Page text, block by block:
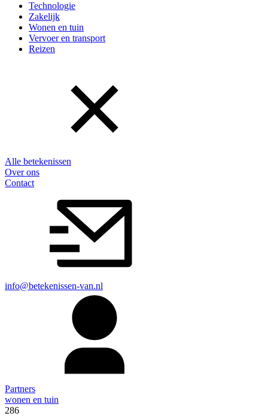
Technologie
Zakelijk
Wonen en tuin
Vervoer en transport
Reizen
Alle betekenissen
Over ons
Contact
info@betekenissen-van.nl
Partners
wonen en tuin
286